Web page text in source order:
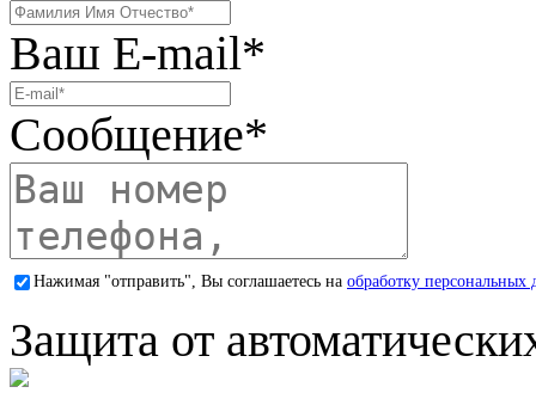
Ваш E-mail*
Сообщение*
Нажимая "отправить", Вы соглашаетесь на обработку персональных
Защита от